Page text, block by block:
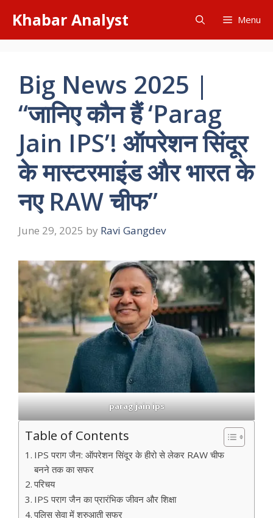
content
Khabar Analyst Menu
Big News 2025 |
“जानिए कौन हैं ‘Parag
Jain IPS’! ऑपरेशन सिंदूर
के मास्टरमाइंड और भारत के
नए RAW चीफ”
June 29, 2025 by Ravi Gangdev
parag jain ips
Table of Contents
IPS पराग जैन: ऑपरेशन सिंदूर के हीरो से लेकर RAW चीफ
बनने तक का सफर
परिचय
IPS पराग जैन का प्रारंभिक जीवन और शिक्षा
पुलिस सेवा में शुरुआती सफर